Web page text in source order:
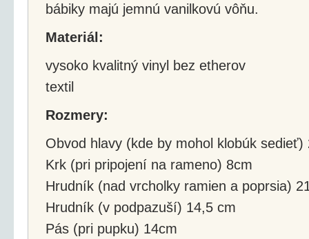
bábiky majú jemnú vanilkovú vôňu.
Materiál:
vysoko kvalitný vinyl bez etherov
textil
Rozmery:
Obvod hlavy (kde by mohol klobúk sedieť)
Krk (pri pripojení na rameno) 8cm
Hrudník (nad vrcholky ramien a poprsia)
Hrudník (v podpazuší) 14,5 cm
Pás (pri pupku) 14cm